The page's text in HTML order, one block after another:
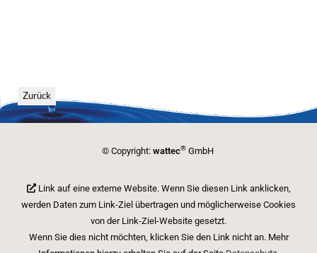
Zurück
© Copyright: wattec®GmbH
Link auf eine externe Website. Wenn Sie diesen Link anklicken,
werden Daten zum Link-Ziel übertragen und möglicherweise Cookies
von der Link-Ziel-Website gesetzt.
Wenn Sie dies nicht möchten, klicken Sie den Link nicht an. Mehr